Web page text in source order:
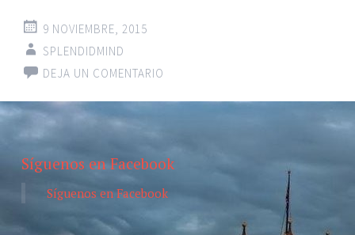
9 NOVIEMBRE, 2015
SPLENDIDMIND
DEJA UN COMENTARIO
Síguenos en Facebook
Síguenos en Facebook